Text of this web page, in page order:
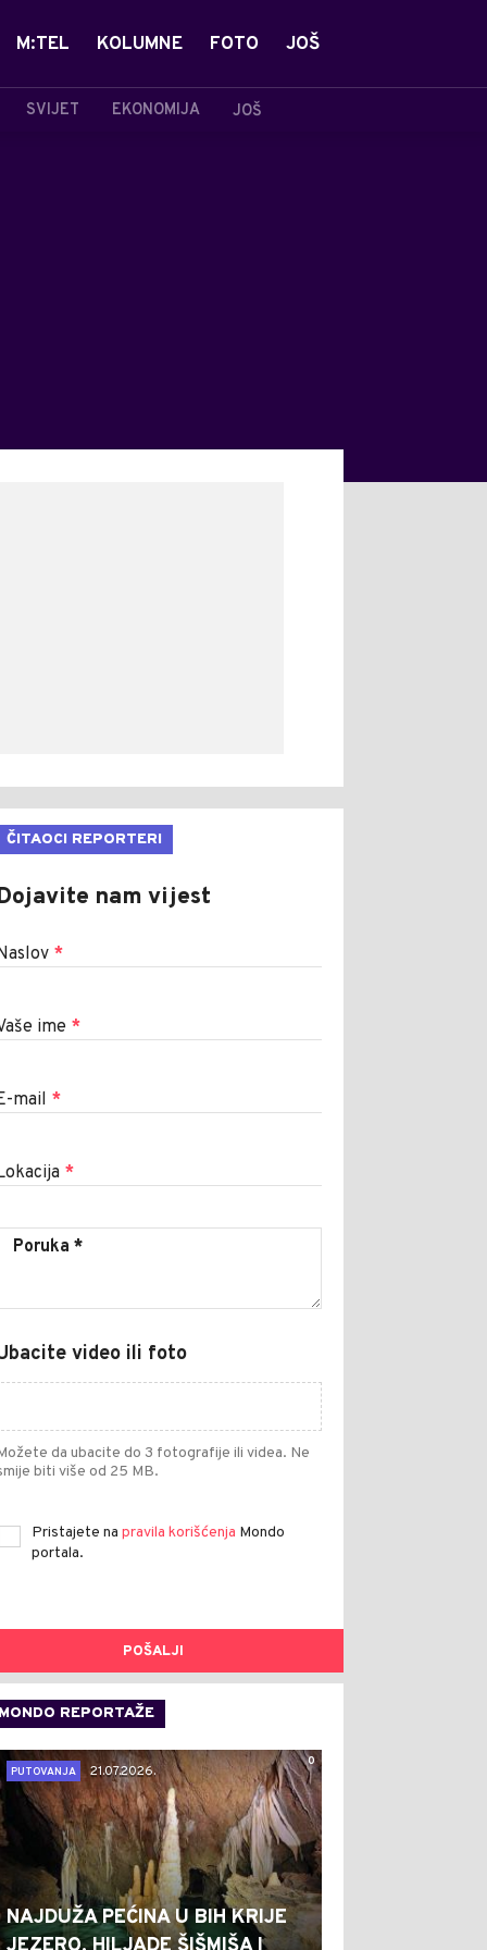
SVIJET EKONOMIJA JOŠ
M:TEL KOLUMNE FOTO JOŠ
ČITAOCI REPORTERI
nam vijest
*
ime *
mail *
*
video ili foto
da ubacite do 3 fotografije ili videa. Ne
biti više od 25 MB.
Pristajete na pravila korišćenja Mondo
portala.
POŠALJI
MONDO REPORTAŽE
0
PUTOVANJA
21.07.2026.
NAJDUŽA PEĆINA U BIH KRIJE